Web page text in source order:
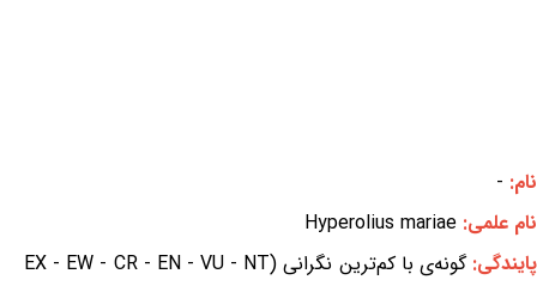
نام: -
نام علمی: Hyperolius mariae
پایندگی:
گونه‌ی با کم‌ترین نگرانی (EX - EW - CR - EN - VU - NT